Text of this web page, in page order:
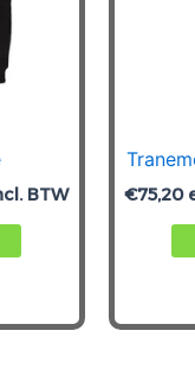
BTW
Dit
product
meerdere
€75,20